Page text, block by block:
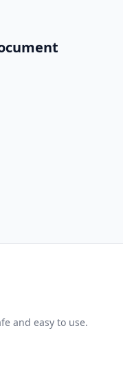
and easy to use.